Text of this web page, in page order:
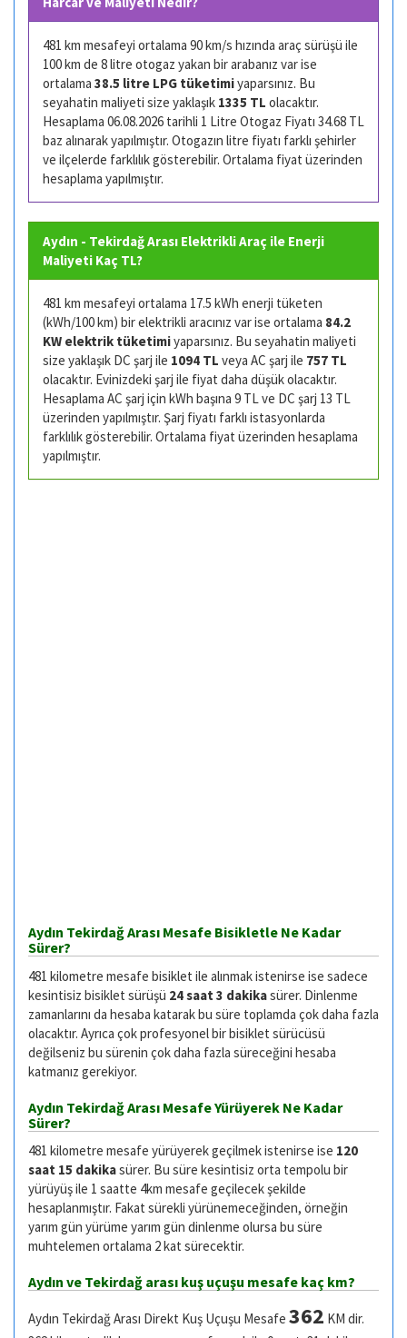
481 km mesafeyi ortalama 90 km/s hızında araç sürüşü ile
100 km de 8 litre otogaz yakan bir arabanız var ise
ortalama 38.5 litre LPG tüketimiyaparsınız. Bu
seyahatin maliyeti size yaklaşık 1335 TL olacaktır.
Hesaplama 06.08.2026 tarihli 1 Litre Otogaz Fiyatı 34.68 TL
baz alınarak yapılmıştır. Otogazın litre fiyatı farklı şehirler
ve ilçelerde farklılık gösterebilir. Ortalama fiyat üzerinden
hesaplama yapılmıştır.
Aydın - Tekirdağ Arası Elektrikli Araç ile Enerji
Maliyeti Kaç TL?
481 km mesafeyi ortalama 17.5 kWh enerji tüketen
(kWh/100 km) bir elektrikli aracınız var ise ortalama 84.2
KW elektrik tüketimiyaparsınız. Bu seyahatin maliyeti
size yaklaşık DC şarj ile 1094 TL veya AC şarj ile 757 TL
olacaktır. Evinizdeki şarj ile fiyat daha düşük olacaktır.
Hesaplama AC şarj için kWh başına 9 TL ve DC şarj 13 TL
üzerinden yapılmıştır. Şarj fiyatı farklı istasyonlarda
farklılık gösterebilir. Ortalama fiyat üzerinden hesaplama
yapılmıştır.
Aydın Tekirdağ Arası Mesafe Bisikletle Ne Kadar
Sürer?
481 kilometre mesafe bisiklet ile alınmak istenirse ise sadece
kesintisiz bisiklet sürüşü 24 saat 3 dakikasürer. Dinlenme
zamanlarını da hesaba katarak bu süre toplamda çok daha fazla
olacaktır. Ayrıca çok profesyonel bir bisiklet sürücüsü
değilseniz bu sürenin çok daha fazla süreceğini hesaba
katmanız gerekiyor.
Aydın Tekirdağ Arası Mesafe Yürüyerek Ne Kadar
Sürer?
481 kilometre mesafe yürüyerek geçilmek istenirse ise 120
saat 15 dakikasürer. Bu süre kesintisiz orta tempolu bir
yürüyüş ile 1 saatte 4km mesafe geçilecek şekilde
hesaplanmıştır. Fakat sürekli yürünemeceğinden, örneğin
yarım gün yürüme yarım gün dinlenme olursa bu süre
muhtelemen ortalama 2 kat sürecektir.
Aydın ve Tekirdağ arası kuş uçuşu mesafe kaç km?
Aydın Tekirdağ Arası Direkt Kuş Uçuşu Mesafe 362 KM dir.